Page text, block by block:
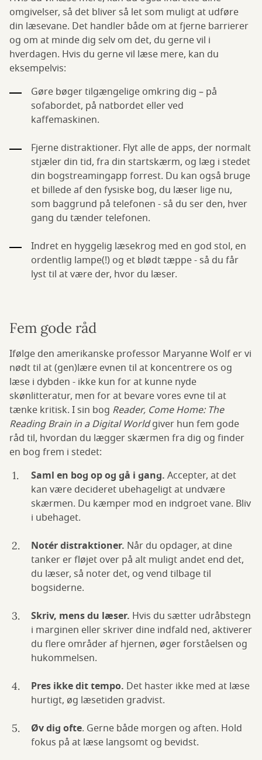
omgivelser, så det bliver så let som muligt at udføre
din læsevane. Det handler både om at fjerne barrierer
og om at minde dig selv om det, du gerne vil i
hverdagen. Hvis du gerne vil læse mere, kan du
eksempelvis:
Gøre bøger tilgængelige omkring dig – på
sofabordet, på natbordet eller ved
kaffemaskinen.
Fjerne distraktioner. Flyt alle de apps, der normalt
stjæler din tid, fra din startskærm, og læg i stedet
din bogstreamingapp forrest. Du kan også bruge
et billede af den fysiske bog, du læser lige nu,
som baggrund på telefonen - så du ser den, hver
gang du tænder telefonen.
Indret en hyggelig læsekrog med en god stol, en
ordentlig lampe(!) og et blødt tæppe - så du får
lyst til at være der, hvor du læser.
Fem gode råd
Ifølge den amerikanske professor Maryanne Wolf er vi
nødt til at (gen)lære evnen til at koncentrere os og
læse i dybden - ikke kun for at kunne nyde
skønlitteratur, men for at bevare vores evne til at
tænke kritisk. I sin bog Reader, Come Home: The
Reading Brain in a Digital Worldgiver hun fem gode
råd til, hvordan du lægger skærmen fra dig og finder
en bog frem i stedet:
Saml en bog op og gå i gang. Accepter, at det
kan være decideret ubehageligt at undvære
skærmen. Du kæmper mod en indgroet vane. Bliv
i ubehaget.
Notér distraktioner. Når du opdager, at dine
tanker er fløjet over på alt muligt andet end det,
du læser, så noter det, og vend tilbage til
bogsiderne.
Skriv, mens du læser. Hvis du sætter udråbstegn
i marginen eller skriver dine indfald ned, aktiverer
du flere områder af hjernen, øger forståelsen og
hukommelsen.
Pres ikke dit tempo. Det haster ikke med at læse
hurtigt, øg læsetiden gradvist.
Øv dig ofte. Gerne både morgen og aften. Hold
fokus på at læse langsomt og bevidst.